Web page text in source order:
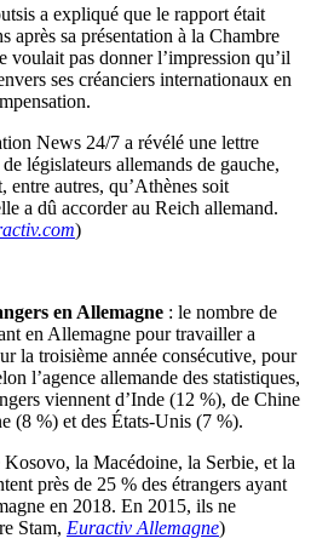
a expliqué que le rapport était
après sa présentation à la Chambre
voulait pas donner l’impression qu’il
ses créanciers internationaux en
News 24/7 a révélé une lettre
législateurs allemands de gauche,
entre autres, qu’Athènes soit
a dû accorder au Reich allemand.
)
en Allemagne : le nombre de
en Allemagne pour travailler a
la troisième année consécutive, pour
l’agence allemande des statistiques,
viennent d’Inde (12 %), de Chine
(8 %) et des États-Unis (7 %).
la Macédoine, la Serbie, et la
près de 25 % des étrangers ayant
en 2018. En 2015, ils ne
Stam, Euractiv Allemagne)